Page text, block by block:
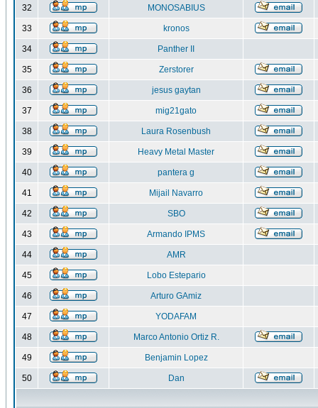
32 MONOSABIUS
33 kronos
34 Panther II
35 Zerstorer
36 jesus gaytan
37 mig21gato
38 Laura Rosenbush
39 Heavy Metal Master
40 pantera g
41 Mijail Navarro
42 SBO
43 Armando IPMS
44 AMR
45 Lobo Estepario
46 Arturo GAmiz
47 YODAFAM
48 Marco Antonio Ortiz R.
49 Benjamin Lopez
50 Dan